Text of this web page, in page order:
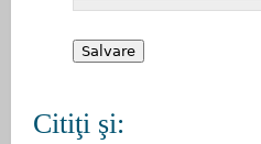
Citiţi şi: